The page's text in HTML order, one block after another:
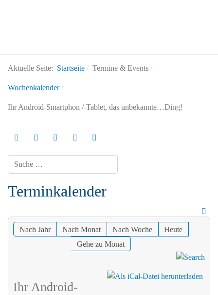
Aktuelle Seite: Startseite Termine & Events
Wochenkalender
Ihr Android-Smartphon /-Tablet, das unbekannte…Ding!
Suchen
Terminkalender
Nach Jahr Nach Monat Nach Woche
Heute
Gehe zu Monat
Ihr Android-